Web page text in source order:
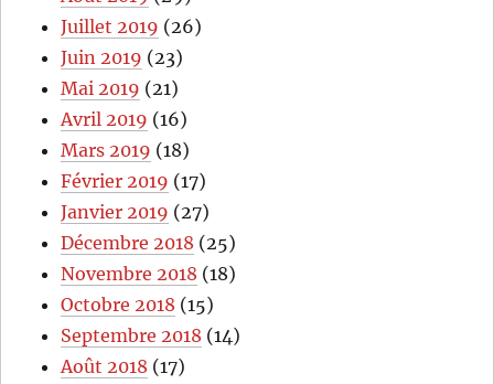
Juillet 2019 (26)
Juin 2019 (23)
Mai 2019 (21)
Avril 2019 (16)
Mars 2019 (18)
Février 2019 (17)
Janvier 2019 (27)
Décembre 2018 (25)
Novembre 2018 (18)
Octobre 2018 (15)
Septembre 2018 (14)
Août 2018 (17)